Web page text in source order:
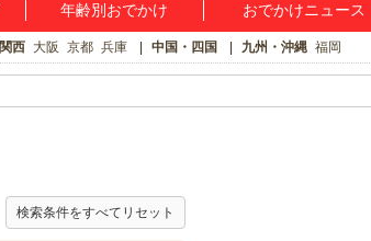
年齢別おでかけ おでかけニュース
関西 大阪 京都 兵庫 中国・四国 九州・沖縄 福岡
検索条件をすべてリセット